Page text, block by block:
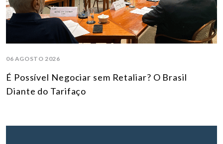
06 AGOSTO 2026
É Possível Negociar sem Retaliar? O Brasil
Diante do Tarifaço